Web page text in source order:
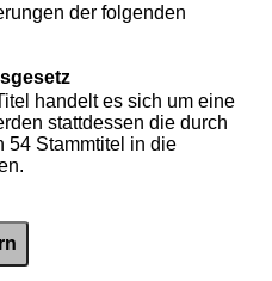
der folgenden
handelt es sich um eine
stattdessen die durch
54 Stammtitel in die